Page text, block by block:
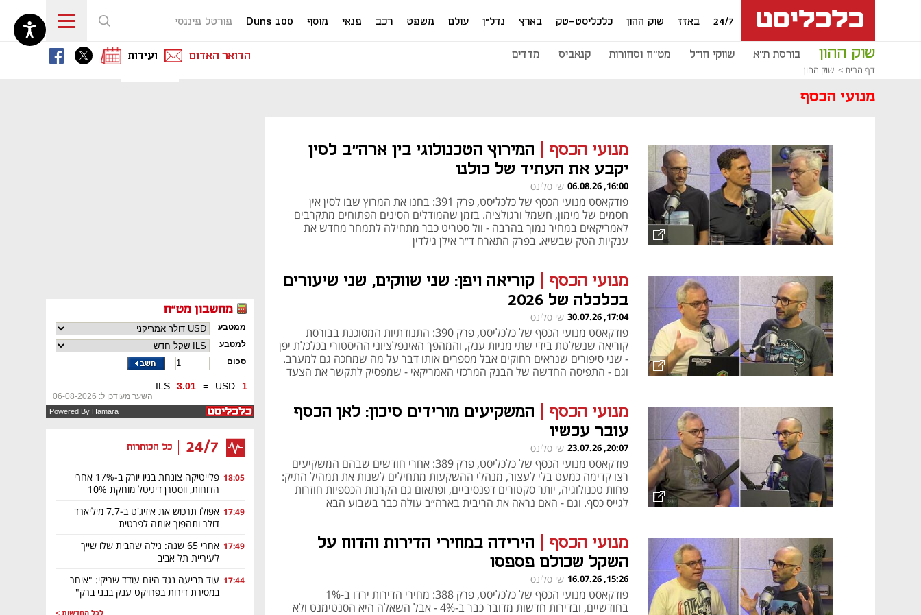
24/7 באזז שוק ההון כלכליסט-טק בארץ נדל"ן עולם משפט רכב פנאי מוסף Duns 100 פורטל פיננסי
שוק ההון בורסת ת"א שווקי חו"ל מט"ח וסחורות קנאביס מדדים
דף הבית שוק ההון
נפתח בכרטיסייה חדשה
נפתח בכרטיסייה חדשה
ועידות
נפתח בכרטיסייה חדשה
הדואר האדום
מנועי הכסף
24/7 כל הכותרות
18:05
פלייטיקה צונחת בניו יורק ב-17% אחרי
הדוחות, ווסטרן דיגיטל מוחקת 10%
17:49
אפולו תרכוש את איזיג'ט ב-7.7 מיליארד
דולר ותהפוך אותה לפרטית
17:49
אחרי 65 שנה: גילה שהבית שלו שייך
לעיריית תל אביב
17:44 עוד תביעה נגד היזם עודד שריקי: "איחר
במסירת דירות בפרויקט ענק בבני ברק"
לכל החדשות >
מנועי הכסף
המירוץ הטכנולוגי בין ארה״ב לסין
יקבע את העתיד של כולנו
16:00, 06.08.26 שי סלינס
פודקאסט מנועי הכסף של כלכליסט, פרק 391: בחנו את המרוץ שבו לסין אין
חסמים של מימון, חשמל ורגולציה. בזמן שהמודלים הסינים הפתוחים מתקרבים
לאמריקאים במחיר נמוך בהרבה - וול סטריט כבר מתחילה לתמחר מחדש את
ענקיות הטק שבשיא. בפרק התארח ד״ר אילן גילדין
מנועי הכסף
קוריאה ויפן: שני שווקים, שני שיעורים
בכלכלה של 2026
17:04, 30.07.26 שי סלינס
פודקאסט מנועי הכסף של כלכליסט, פרק 390: התנודתיות המסוכנת בבורסת
קוריאה שנשלטת בידי שתי מניות ענק, והמהפך האינפלציוני ההיסטורי בכלכלת יפן
- שני סיפורים שנראים רחוקים אבל מספרים אותו דבר על מה שמחכה גם למערב.
וגם - התפיסה החדשה של הבנק המרכזי האמריקאי - שמפסיק לתקשר את הצעד
מנועי הכסף
המשקיעים מורידים סיכון: לאן הכסף
עובר עכשיו
20:07, 23.07.26 שי סלינס
פודקאסט מנועי הכסף של כלכליסט, פרק 389: אחרי חודשים שבהם המשקיעים
רצו קדימה כמעט בלי לעצור, מנהלי ההשקעות מתחילים לשנות את תמהיל התיק:
פחות טכנולוגיה, יותר סקטורים דפנסיביים, ופתאום גם הקרנות הכספיות חוזרות
לגייס כסף. וגם - האם נראה את הריבית בארה״ב עולה כבר בשבוע הבא
מנועי הכסף
הירידה במחירי הדירות והדוח על
השקל שכולם פספסו
15:26, 16.07.26 שי סלינס
פודקאסט מנועי הכסף של כלכליסט, פרק 388: מחירי הדירות ירדו ב-1%
בחודשיים, ובדירות חדשות מדובר כבר ב-4% - אבל השאלה היא הסנטימנט ולא